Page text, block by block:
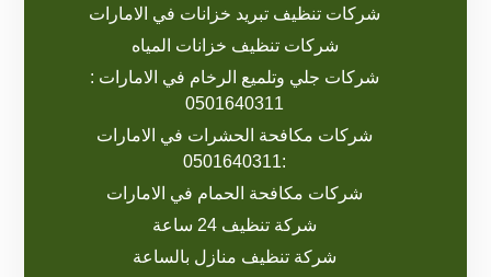
شركات تنظيف تبريد خزانات في الامارات
شركات تنظيف خزانات المياه
شركات جلي وتلميع الرخام في الامارات :
0501640311
شركات مكافحة الحشرات في الامارات
:0501640311
شركات مكافحة الحمام في الامارات
شركة تنظيف 24 ساعة
شركة تنظيف منازل بالساعة